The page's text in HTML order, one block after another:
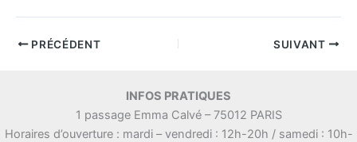
PRÉCÉDENT SUIVANT
INFOS PRATIQUES
1 passage Emma Calvé – 75012 PARIS
Horaires d’ouverture : mardi – vendredi : 12h-20h / samedi : 10h-